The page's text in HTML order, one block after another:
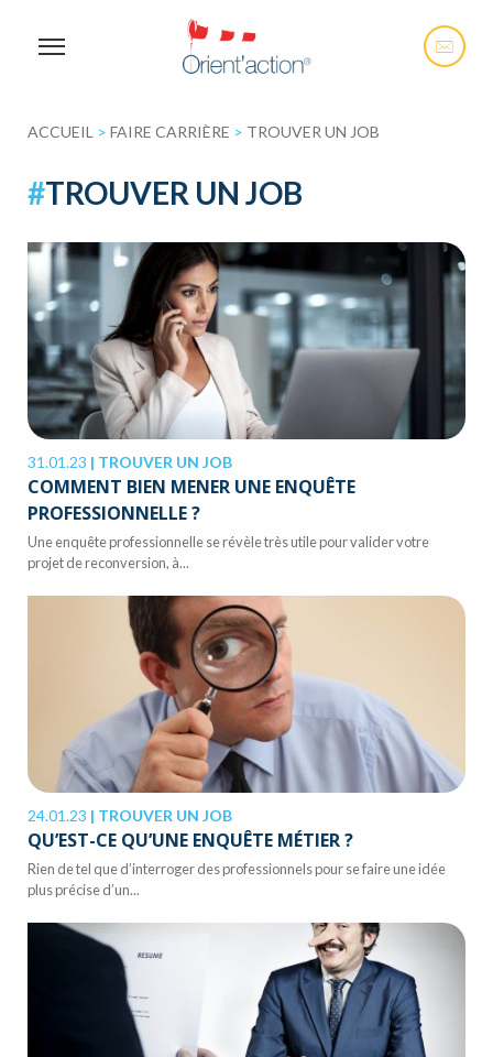
ACCUEIL > FAIRE CARRIÈRE > TROUVER UN JOB
#TROUVER UN JOB
31.01.23 | TROUVER UN JOB
COMMENT BIEN MENER UNE ENQUÊTE
PROFESSIONNELLE ?
Une enquête professionnelle se révèle très utile pour valider votre
projet de reconversion, à...
24.01.23 | TROUVER UN JOB
QU’EST-CE QU’UNE ENQUÊTE MÉTIER ?
Rien de tel que d’interroger des professionnels pour se faire une idée
plus précise d’un...